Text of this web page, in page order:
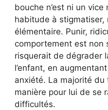
bouche n’est ni un vice
habitude à stigmatiser,
élémentaire. Punir,
comportement est non
risquerait de dégrader
l’enfant, en
anxiété. La majorité
manière pour lui de se
difficultés.